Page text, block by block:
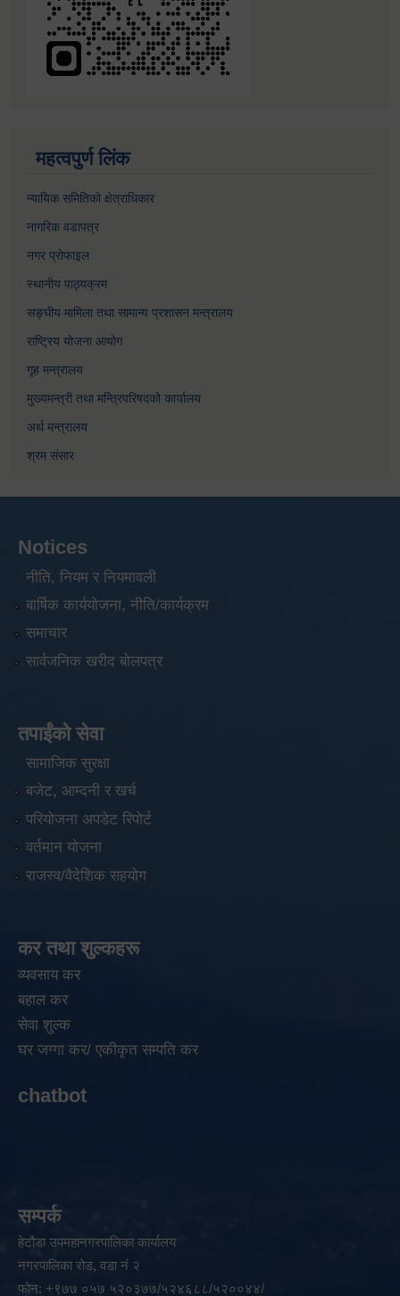
महत्वपुर्ण लिंक
न्यायिक समितिको क्षेत्राधिकार
नागरिक वडापत्र
नगर प्रोफाइल
स्थानीय पाठ्यक्रम
सङ्घीय मामिला तथा सामान्य प्रशासन मन्त्रालय
राष्ट्रिय योजना आयोग
गृह मन्त्रालय
मुख्यमन्त्री तथा मन्त्रिपरिषदको कार्यालय
अर्थ मन्त्रालय
श्रम संसार
Notices
नीति, नियम र नियमावली
बार्षिक कार्ययोजना, नीति/कार्यक्रम
समाचार
सार्वजनिक खरीद बोलपत्र
तपाईंको सेवा
सामाजिक सुरक्षा
बजेट, आम्दनी र खर्च
परियोजना अपडेट रिपोर्ट
वर्तमान योजना
राजस्व/वैदेशिक सहयोग
कर तथा शुल्कहरू
व्यवसाय कर
बहाल कर
सेवा शुल्क
घर जग्गा कर/ एकीकृत सम्पति कर
chatbot
सम्पर्क
हेटौडा उपमहानगरपालिका कार्यालय
नगरपालिका रोड, वडा नं २
फोन: +९७७ ०५७ ५२०३७७/५२४६८८/५२००४४/